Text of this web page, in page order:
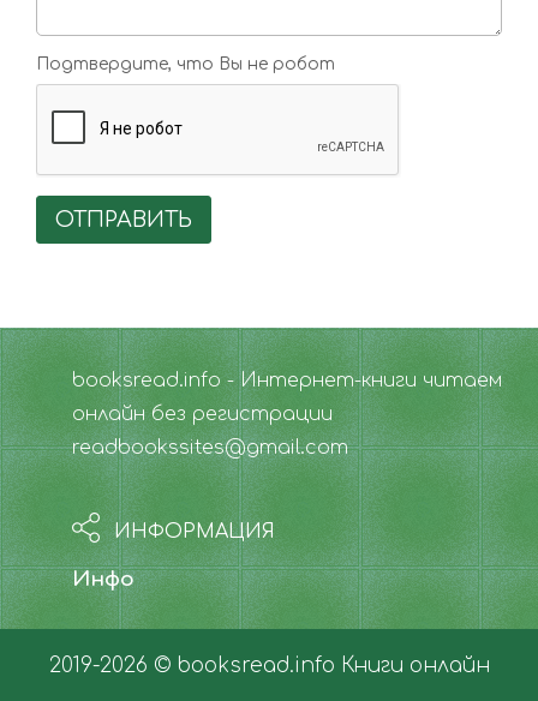
Подтвердите, что Вы не робот
ОТПРАВИТЬ
booksread.info - Интернет-книги читаем
онлайн без регистрации
readbookssites@gmail.com
ИНФОРМАЦИЯ
Инфо
2019-2026 © booksread.info Книги онлайн